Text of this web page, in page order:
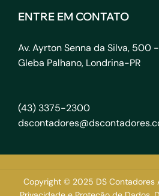
ENTRE EM CONTATO
Av. Ayrton Senna da Silva, 500
Gleba Palhano, Londrina-PR
(43) 3375-2300
Copyright © 2025 DS Contadores